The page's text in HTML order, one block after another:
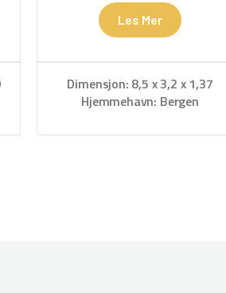
Les Mer
Dimensjon: 8,5 x 3,2 x 1,37
Hjemmehavn: Bergen